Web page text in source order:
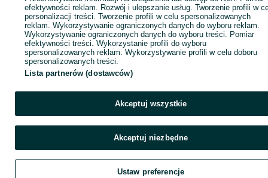
efektywności reklam. Rozwój i ulepszanie usług. Tworzenie profili w
personalizacji treści. Tworzenie profili w celu spersonalizowanych
reklam. Wykorzystywanie ograniczonych danych do wyboru reklam.
Wykorzystywanie ograniczonych danych do wyboru treści. Pomiar
efektywności treści. Wykorzystanie profili do wyboru
spersonalizowanych reklam. Wykorzystywanie profili w celu doboru
spersonalizowanych treści.
Lista partnerów (dostawców)
Akceptuj wszystkie
Akceptuj niezbędne
Ustaw preferencje